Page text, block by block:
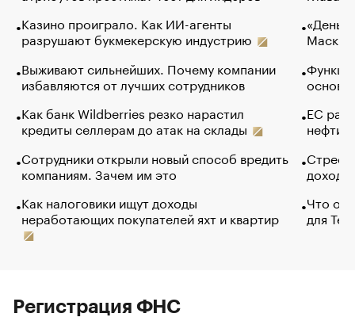
Казино проиграло. Как ИИ-агенты
разрушают букмекерскую индустрию
Выживают сильнейших. Почему компании
избавляются от лучших сотрудников
Как банк Wildberries резко нарастил
кредиты селлерам до атак на склады
Сотрудники открыли новый способ вредить
компаниям. Зачем им это
Как налоговики ищут доходы
неработающих покупателей яхт и квартир
Маск в
основ
ЕС
нефти
Что
для
Регистрация ФНС